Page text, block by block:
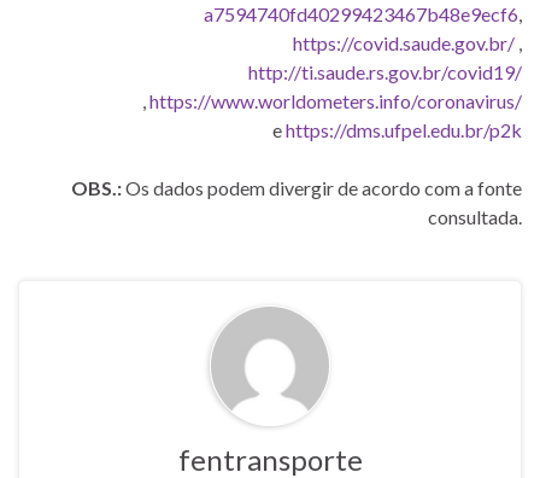
a7594740fd40299423467b48e9ecf6
https://covid.saude.gov.br/
http://ti.saude.rs.gov.br/covid19/
https://www.worldometers.info/coronavirus/
ehttps://dms.ufpel.edu.br/p2k
OBS.:Os dados podem divergir de acordo com a fonte
consultada.
fentransporte